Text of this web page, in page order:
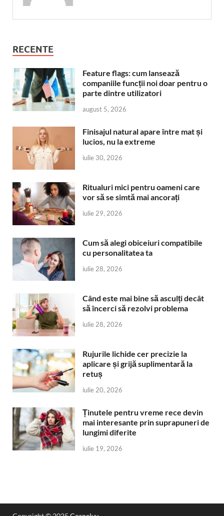
RECENTE
Feature flags: cum lansează
companiile funcții noi doar pentru o
parte dintre utilizatori
august 5, 2026
Finisajul natural apare între mat și
lucios, nu la extreme
iulie 30, 2026
Ritualuri mici pentru oameni care
vor să se simtă mai ancorați
iulie 29, 2026
Cum să alegi obiceiuri compatibile
cu personalitatea ta
iulie 28, 2026
Când este mai bine să asculți decât
să încerci să rezolvi problema
iulie 28, 2026
Rujurile lichide cer precizie la
aplicare și grijă suplimentară la
retuș
iulie 20, 2026
Ținutele pentru vreme rece devin
mai interesante prin suprapuneri de
lungimi diferite
iulie 19, 2026